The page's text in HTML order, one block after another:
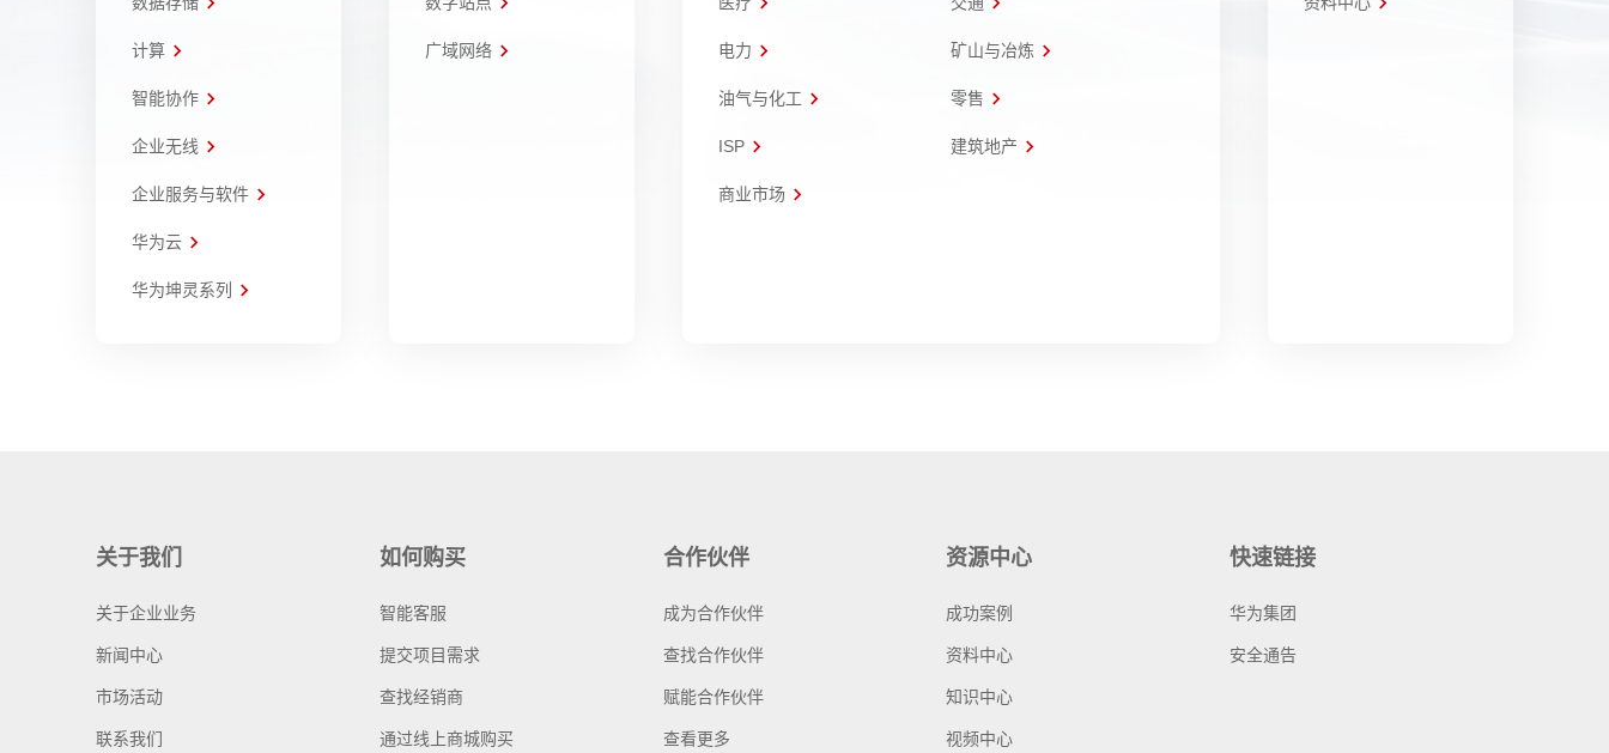
计算
智能协作
企业无线
企业服务与软件
华为云
华为坤灵系列
广域网络 电力 矿山与冶炼
油气与化工 零售
ISP 建筑地产
商业市场
关于我们
关于企业业务
新闻中心
市场活动
联系我们
如何购买
智能客服
提交项目需求
查找经销商
通过线上商城购买
合作伙伴
成为合作伙伴
查找合作伙伴
赋能合作伙伴
查看更多
资源中心
成功案例
资料中心
知识中心
视频中心
快速链接
华为集团
安全通告